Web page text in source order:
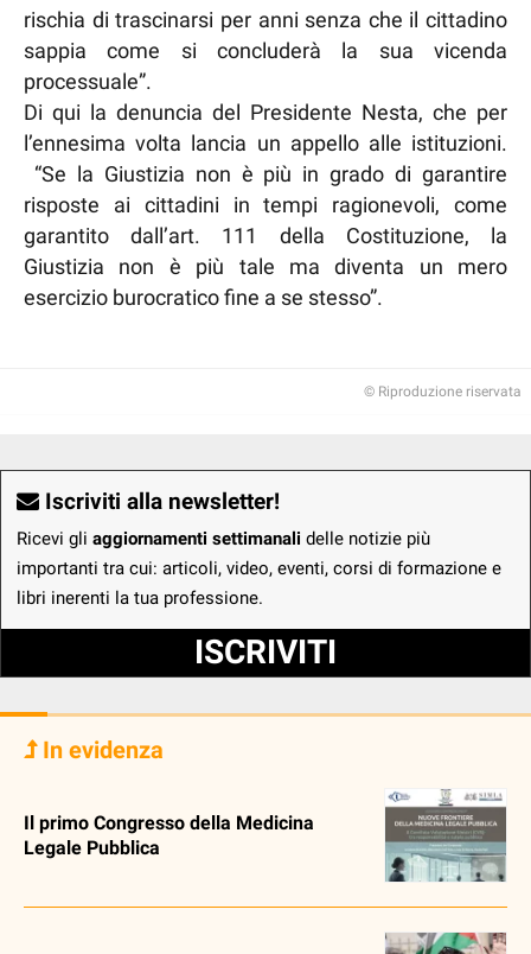
rischia di trascinarsi per anni senza che il cittadino
sappia come si concluderà la sua vicenda
processuale”.
Di qui la denuncia del Presidente Nesta, che per
l’ennesima volta lancia un appello alle istituzioni.
“Se la Giustizia non è più in grado di garantire
risposte ai cittadini in tempi ragionevoli, come
garantito dall’art. 111 della Costituzione, la
Giustizia non è più tale ma diventa un mero
esercizio burocratico fine a se stesso”.
© Riproduzione riservata
Iscriviti alla newsletter!
Ricevi gli aggiornamenti settimanali delle notizie più
importanti tra cui: articoli, video, eventi, corsi di formazione e
libri inerenti la tua professione.
ISCRIVITI
In evidenza
Il primo Congresso della Medicina
Legale Pubblica